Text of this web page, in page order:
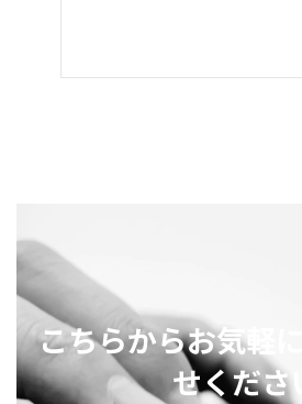
こちらからお気軽
せください